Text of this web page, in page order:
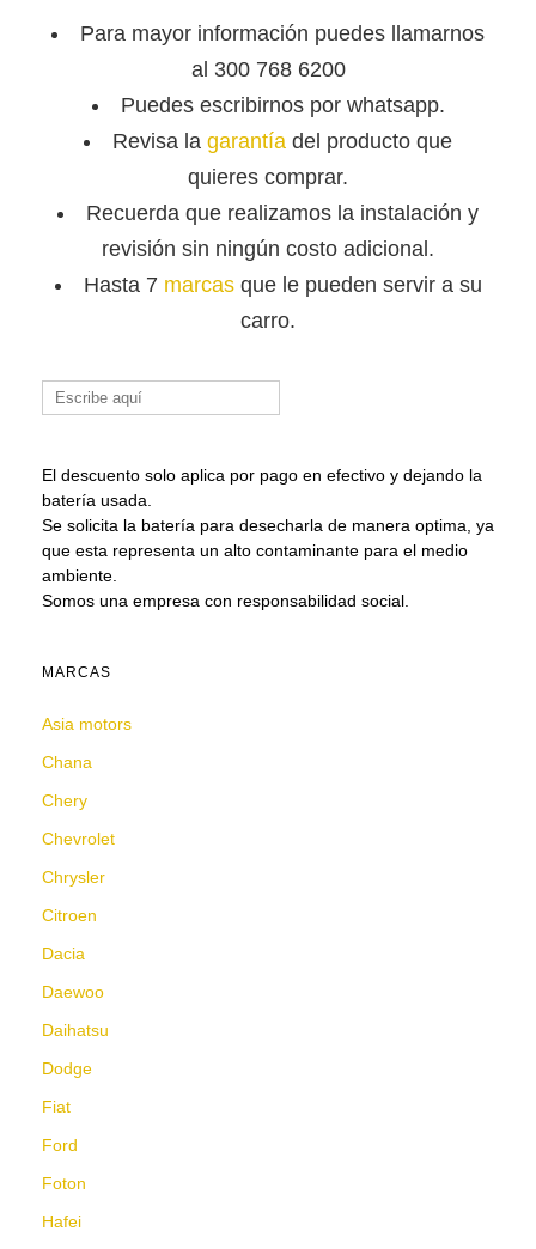
Para mayor información puedes llamarnos
al 300 768 6200
Puedes escribirnos por whatsapp.
Revisa la garantía del producto que
quieres comprar.
Recuerda que realizamos la instalación y
revisión sin ningún costo adicional.
Hasta 7 marcasque le pueden servir a su
carro.
Buscar:
El descuento solo aplica por pago en efectivo y dejando la
batería usada.
Se solicita la batería para desecharla de manera optima, ya
que esta representa un alto contaminante para el medio
ambiente.
Somos una empresa con responsabilidad social.
MARCAS
Asia motors
Chana
Chery
Chevrolet
Chrysler
Citroen
Dacia
Daewoo
Daihatsu
Dodge
Fiat
Ford
Foton
Hafei